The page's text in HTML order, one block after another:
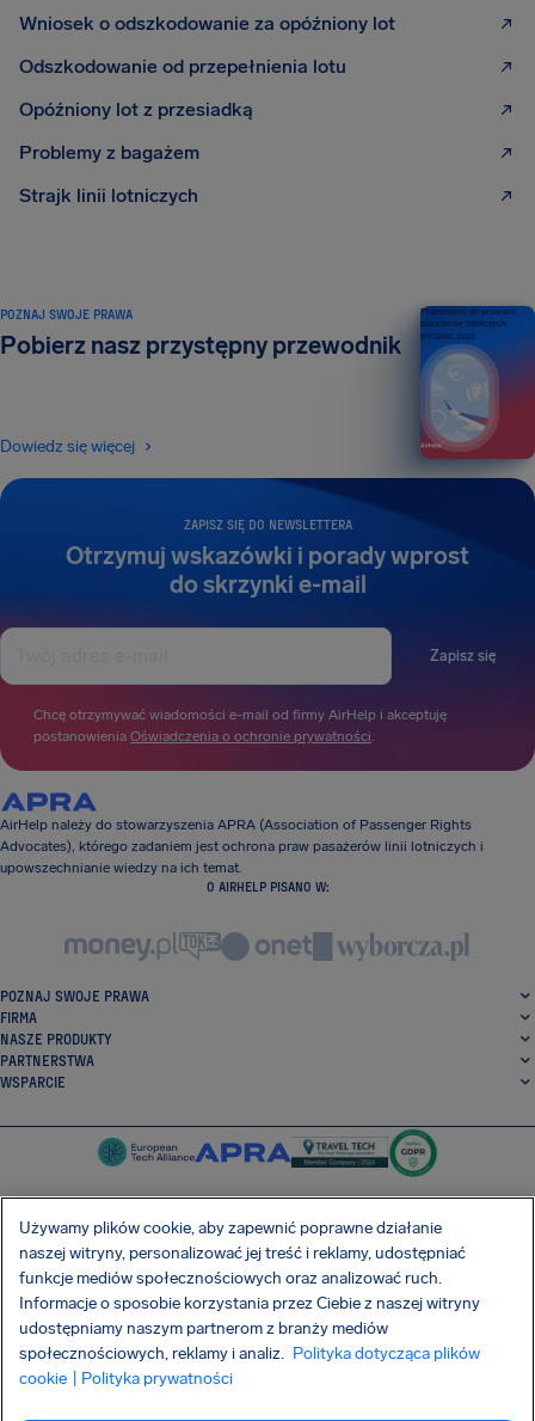
Wniosek o odszkodowanie za opóźniony lot
Odszkodowanie od przepełnienia lotu
Opóźniony lot z przesiadką
Problemy z bagażem
Strajk linii lotniczych
ZAPISZ SIĘ DO NEWSLETTERA
Otrzymuj wskazówki i porady wprost
do skrzynki e-mail
Zapisz się
Chcę otrzymywać wiadomości e-mail od firmy AirHelp i akceptuję
postanowienia Oświadczenia o ochronie prywatności.
POZNAJ SWOJE PRAWA
Pobierz nasz przystępny przewodnik
Dowiedz się więcej
Przewodnik po prawach
pasażerów lotniczych
WYDANIE 2026
AirHelp należy do stowarzyszenia APRA (Association of Passenger Rights
Advocates), którego zadaniem jest ochrona praw pasażerów linii lotniczych i
upowszechnianie wiedzy na ich temat.
O AIRHELP PISANO W:
POZNAJ SWOJE PRAWA
FIRMA
NASZE PRODUKTY
PARTNERSTWA
WSPARCIE
SocialFacebook
SocialTwitter
SocialInstagram
SocialLinkedin
POBIERZ NASZĄ DARMOWĄ APLIKACJĘ
Używamy plików cookie, aby zapewnić poprawne działanie
naszej witryny, personalizować jej treść i reklamy, udostępniać
funkcje mediów społecznościowych oraz analizować ruch.
Informacje o sposobie korzystania przez Ciebie z naszej witryny
udostępniamy naszym partnerom z branży mediów
społecznościowych, reklamy i analiz. Polityka dotycząca plików
cookie
| Polityka prywatności